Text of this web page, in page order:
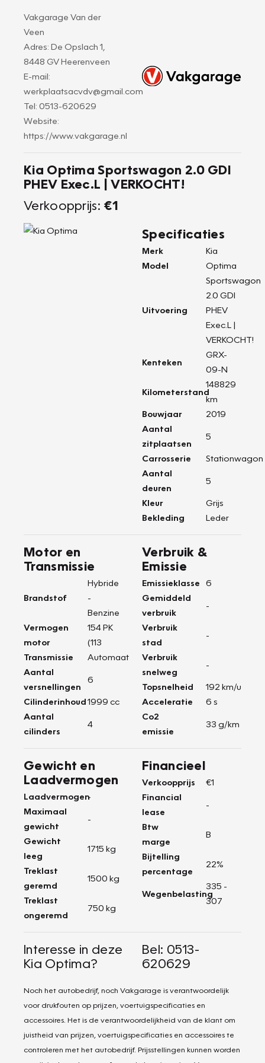
Vakgarage Van der
Veen
Adres: De Opslach 1,
8448 GV Heerenveen
E-mail:
werkplaatsacvdv@gmail.com
Tel: 0513-620629
Website:
https://www.vakgarage.nl
Kia Optima Sportswagon 2.0 GDI
PHEV Exec.L | VERKOCHT!
Verkoopprijs: €1
Specificaties
Merk
Kia
Model
Optima
Uitvoering
Sportswagon
2.0 GDI
PHEV
Exec.L |
VERKOCHT!
Kenteken
GRX-
09-N
Kilometerstand
148829
km
Bouwjaar
2019
Aantal
zitplaatsen
5
Carrosserie
Stationwagon
Aantal
deuren
5
Kleur
Grijs
Bekleding
Leder
Motor en
Transmissie
Brandstof
Hybride
-
Benzine
Vermogen
motor
154 PK
(113
Transmissie
Automaat
Aantal
versnellingen
6
Cilinderinhoud1999 cc
Aantal
cilinders
4
Verbruik &
Emissie
Emissieklasse
6
Gemiddeld
verbruik
-
Verbruik
stad
-
Verbruik
snelweg
-
Topsnelheid
192 km/u
Acceleratie
6 s
Co2
emissie
33 g/km
Gewicht en
Laadvermogen
Laadvermogen-
Maximaal
gewicht
-
Gewicht
leeg
1715 kg
Treklast
geremd
1500 kg
Treklast
ongeremd
750 kg
Financieel
Verkoopprijs
€1
Financial
lease
-
Btw
marge
B
Bijtelling
percentage
22%
Wegenbelasting
335 -
307
Interesse in deze
Kia Optima?
Bel: 0513-
620629
Noch het autobedrijf, noch Vakgarage is verantwoordelijk
voor drukfouten op prijzen, voertuigspecificaties en
accessoires. Het is de verantwoordelijkheid van de klant om
juistheid van prijzen, voertuigspecificaties en accessoires te
controleren met het autobedrijf. Prijsstellingen kunnen worden